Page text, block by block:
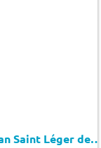
Village de Gîtes des Loups du Gévaudan Saint Léger de Peyre